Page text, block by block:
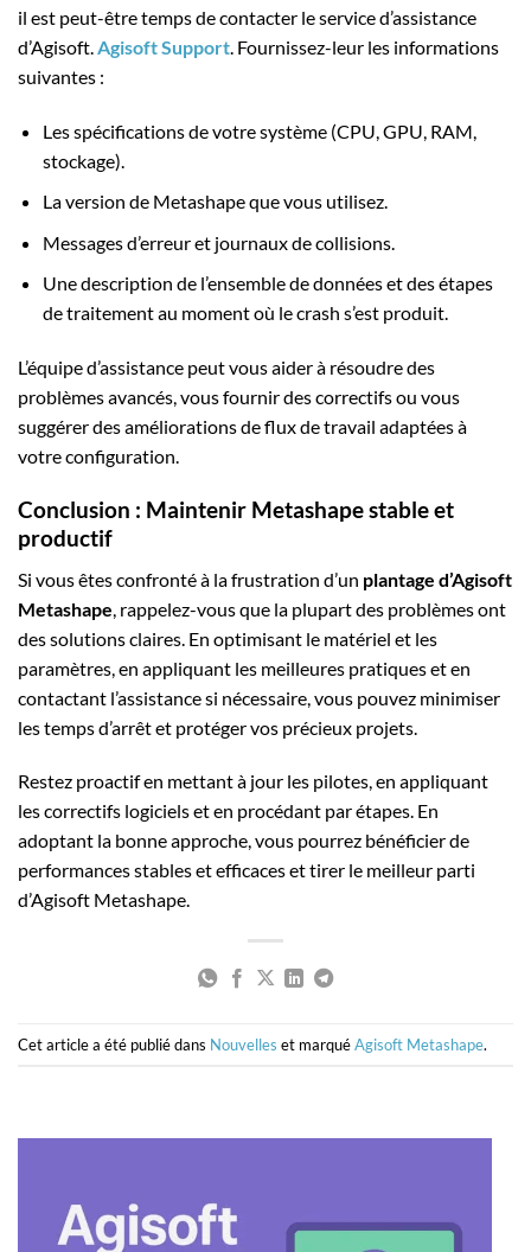
il est peut-être temps de contacter le service d’assistance
d’Agisoft.Agisoft Support. Fournissez-leur les informations
suivantes :
Les spécifications de votre système (CPU, GPU, RAM,
stockage).
La version de Metashape que vous utilisez.
Messages d’erreur et journaux de collisions.
Une description de l’ensemble de données et des étapes
de traitement au moment où le crash s’est produit.
L’équipe d’assistance peut vous aider à résoudre des
problèmes avancés, vous fournir des correctifs ou vous
suggérer des améliorations de flux de travail adaptées à
votre configuration.
Conclusion : Maintenir Metashape stable et
productif
Si vous êtes confronté à la frustration d’un plantage d’Agisoft
Metashape , rappelez-vous que la plupart des problèmes ont
des solutions claires. En optimisant le matériel et les
paramètres, en appliquant les meilleures pratiques et en
contactant l’assistance si nécessaire, vous pouvez minimiser
les temps d’arrêt et protéger vos précieux projets.
Restez proactif en mettant à jour les pilotes, en appliquant
les correctifs logiciels et en procédant par étapes. En
adoptant la bonne approche, vous pourrez bénéficier de
performances stables et efficaces et tirer le meilleur parti
d’Agisoft Metashape.
Cet article a été publié dans Nouvelles et marquéAgisoft Metashape.